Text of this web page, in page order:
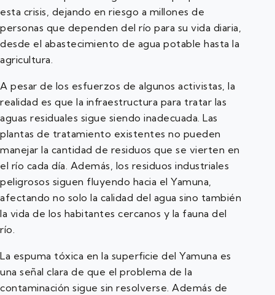
esta crisis, dejando en riesgo a millones de
personas que dependen del río para su vida diaria,
desde el abastecimiento de agua potable hasta la
agricultura.
A pesar de los esfuerzos de algunos activistas, la
realidad es que la infraestructura para tratar las
aguas residuales sigue siendo inadecuada. Las
plantas de tratamiento existentes no pueden
manejar la cantidad de residuos que se vierten en
el río cada día. Además, los residuos industriales
peligrosos siguen fluyendo hacia el Yamuna,
afectando no solo la calidad del agua sino también
la vida de los habitantes cercanos y la fauna del
río.
La espuma tóxica en la superficie del Yamuna es
una señal clara de que el problema de la
contaminación sigue sin resolverse. Además de